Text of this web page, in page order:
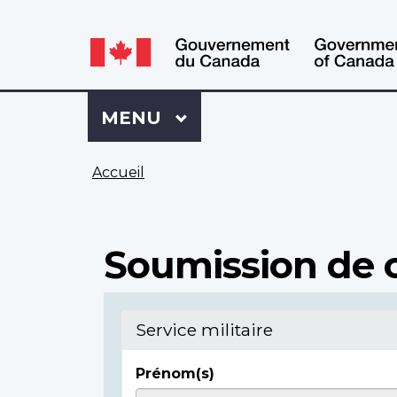
Language
switcher
Language
switcher
Se
connecter
à
Dossier
Menu
MENU PRINCIPAL
Accueil
Soumission de
Service militaire
Prénom(s)